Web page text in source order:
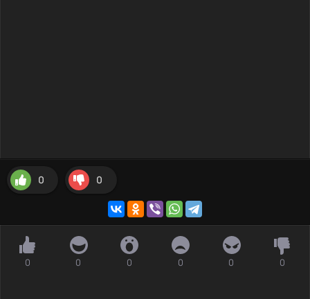
0 0
0 0 0 0 0 0